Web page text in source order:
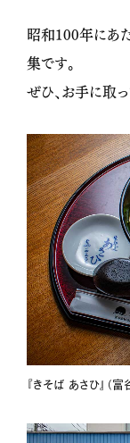
昭和100年にあ
集です。
ぜひ、お手に取
『きそば あさひ』（富